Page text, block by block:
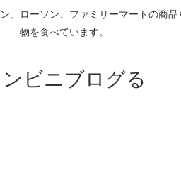
ローソン、ファミリーマートの商
物を食べています。
ンビニブログる